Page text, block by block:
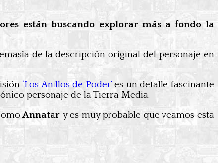
están buscando explorar más a fondo la
de la descripción original del personaje en
‘Los Anillos de Poder’es un detalle fascinante
personaje de la Tierra Media.
Annatar y es muy probable que veamos esta